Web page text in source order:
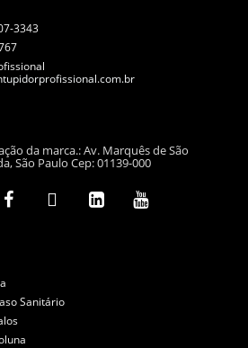
3343
da marca.: Av. Marquês de São
São Paulo Cep: 01139-000
Sanitário